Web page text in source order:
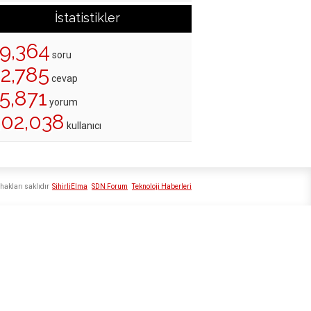
İstatistikler
soru
cevap
yorum
kullanıcı
SihirliElma SDN Forum Teknoloji Haberleri
saklıdır